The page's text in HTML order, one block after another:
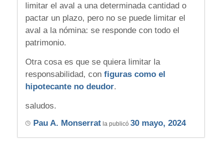
limitar el aval a una determinada cantidad o
pactar un plazo, pero no se puede limitar el
aval a la nómina: se responde con todo el
patrimonio.
Otra cosa es que se quiera limitar la
responsabilidad, con figuras como el
hipotecante no deudor.
saludos.
Pau A. Monserratla publicó 30 mayo, 2024